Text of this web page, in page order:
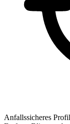
Anfallssicheres Profil